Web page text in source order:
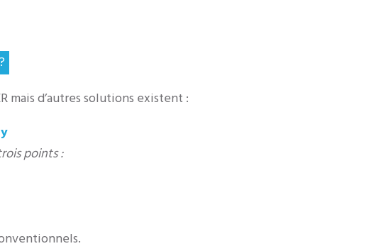
mais d’autres solutions existent :
points :